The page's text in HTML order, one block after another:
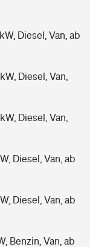
Diesel, Van, ab
Diesel, Van,
Diesel, Van,
Diesel, Van, ab
Diesel, Van, ab
Benzin, Van, ab